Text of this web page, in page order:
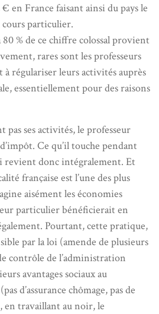
en France faisant ainsi du pays le
particulier.
% de ce chiffre colossal provient
rares sont les professeurs
régulariser leurs activités auprès
essentiellement pour des raisons
pas ses activités, le professeur
Ce qu’il touche pendant
revient donc intégralement. Et
française est l’une des plus
aisément les économies
particulier bénéficierait en
Pourtant, cette pratique,
par la loi (amende de plusieurs
contrôle de l’administration
avantages sociaux au
d’assurance chômage, pas de
travaillant au noir, le